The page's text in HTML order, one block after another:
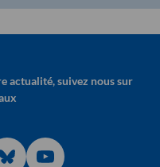
actualité, suivez nous sur